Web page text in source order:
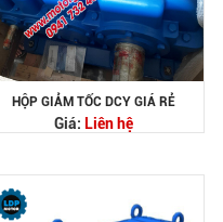
HỘP GIẢM TỐC DCY GIÁ RẺ
Giá: Liên hệ